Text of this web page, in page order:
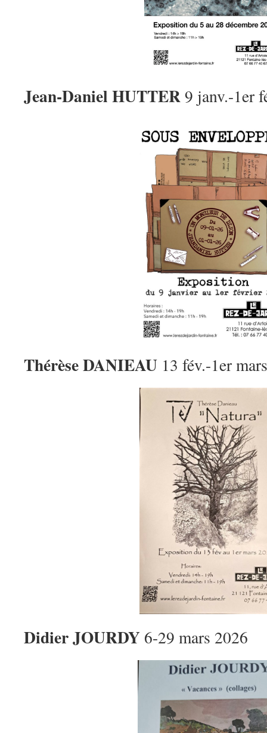
Jean-Daniel HUTTER9 janv.-1er
Thérèse DANIEAU 13 fév.-1er
Didier JOURDY 6-29 mars 2026